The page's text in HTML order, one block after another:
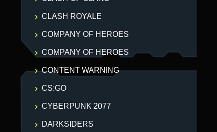
CLASH ROYALE
COMPANY OF HEROES
COMPANY OF HEROES
CONTENT WARNING
CS:GO
CYBERPUNK 2077
DARKSIDERS